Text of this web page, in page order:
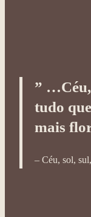
” …Céu,
tudo
mais
– Céu, sol,